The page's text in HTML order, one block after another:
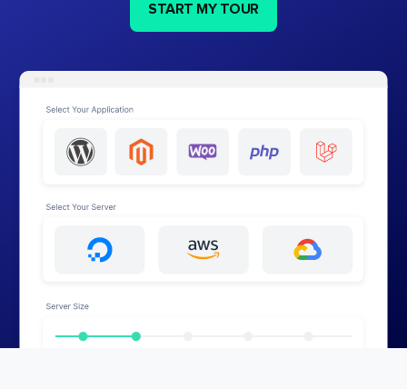
START MY TOUR